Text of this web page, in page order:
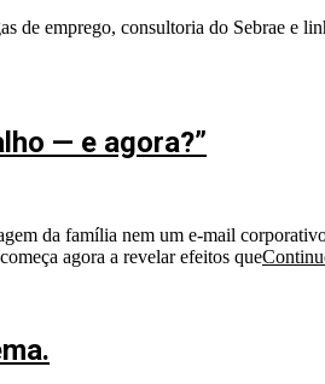
de emprego, consultoria do Sebrae e
— e agora?”
da família nem um e-mail
agora a revelar efeitos que